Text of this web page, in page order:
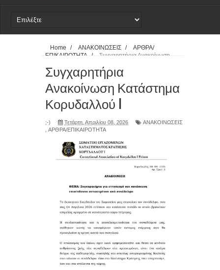
21-4-203 Εκρηκτικός Μηχανισμός
Home / ΑΝΑΚΟΙΝΩΣΕΙΣ /
ΑΡΘΡΑ/
ΕΠΙΚΑΙΡΟΤΗΤΑ
/
Συγχαρητήρια Ανακοίνωση
Συγχαρητήρια
Ανακοίνωση Κατάστημα
Κορυδαλλού I
;-) Τετάρτη, Απριλίου 08, 2026
ΑΝΑΚΟΙΝΩΣΕΙΣ
ΑΡΘΡΑ/ΕΠΙΚΑΙΡΟΤΗΤΑ